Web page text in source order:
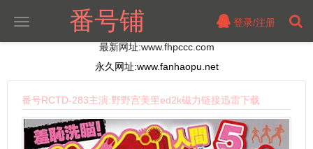
番号铺
切
登录/注册
最新网址:www.fhpccc.com
永久网址:www.fanhaopu.net
番号RCTD-283主演:野野宫美里ed2k磁力链接迅雷下载